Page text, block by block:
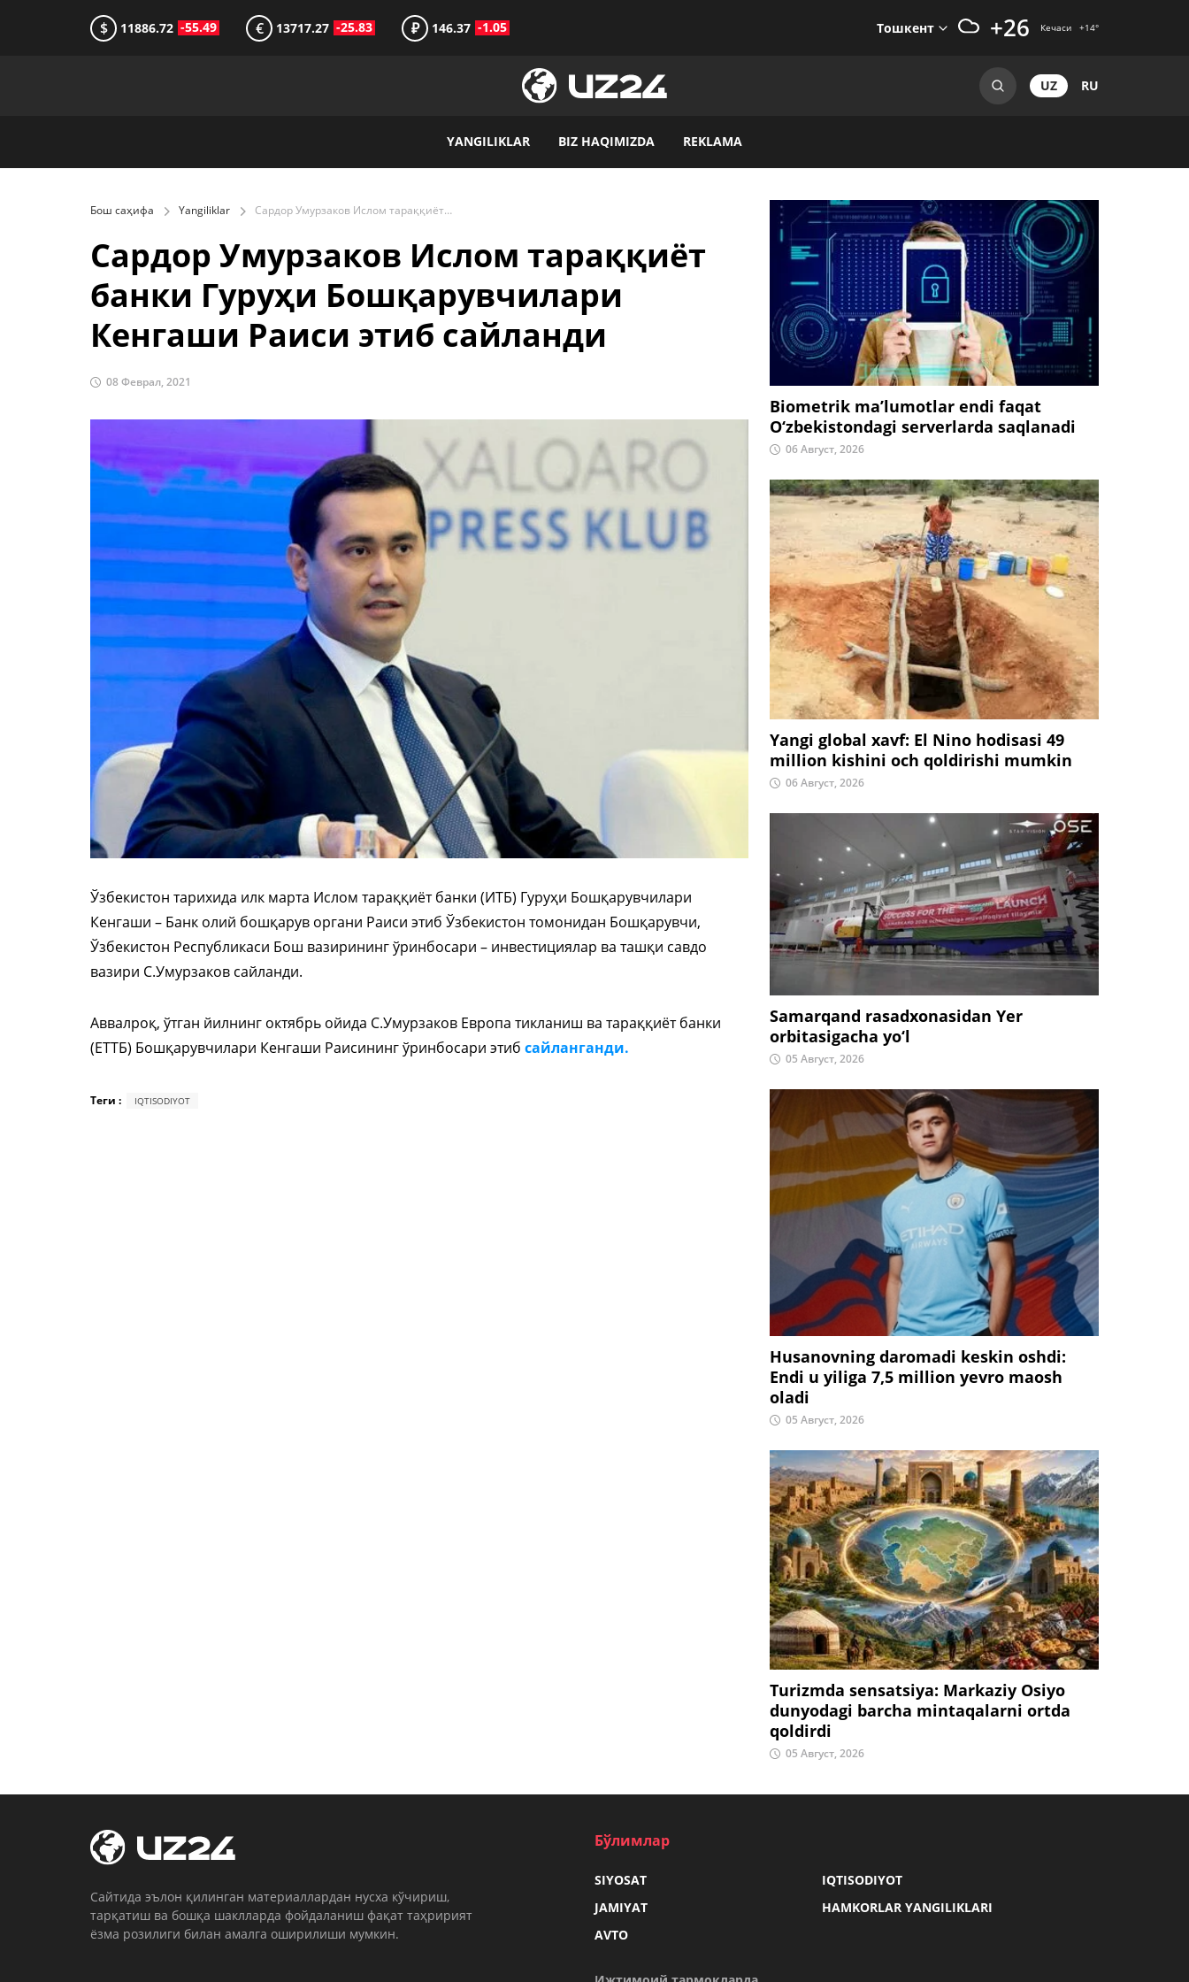
$ 11886.72 -55.49 € 13717.27 -25.83 ₽ 146.37 -1.05 Тошкент +26 Кечаси +14°
UZ RU
YANGILIKLAR BIZ HAQIMIZDA REKLAMA
Бош саҳифа Yangiliklar Сардор Умурзаков Ислом тараққиёт банки Гуруҳи Бошқарувчилари Кенгаши Раиси этиб сайланди
Сардор Умурзаков Ислом тараққиёт
банки Гуруҳи Бошқарувчилари
Кенгаши Раиси этиб сайланди
08 Феврал, 2021
Ўзбекистон тарихида илк марта Ислом тараққиёт банки (ИТБ) Гуруҳи Бошқарувчилари
Кенгаши – Банк олий бошқарув органи Раиси этиб Ўзбекистон томонидан Бошқарувчи,
Ўзбекистон Республикаси Бош вазирининг ўринбосари – инвестициялар ва ташқи савдо
вазири С.Умурзаков сайланди.
Аввалроқ, ўтган йилнинг октябрь ойида С.Умурзаков Европа тикланиш ва тараққиёт банки
(ЕТТБ) Бошқарувчилари Кенгаши Раисининг ўринбосари этиб сайланганди.
Теги : IQTISODIYOT
Biometrik ma’lumotlar endi faqat
O‘zbekistondagi serverlarda saqlanadi
06 Август, 2026
Yangi global xavf: El Nino hodisasi 49
million kishini och qoldirishi mumkin
06 Август, 2026
Samarqand rasadxonasidan Yer
orbitasigacha yo‘l
05 Август, 2026
Husanovning daromadi keskin oshdi:
Endi u yiliga 7,5 million yevro maosh
oladi
05 Август, 2026
Turizmda sensatsiya: Markaziy Osiyo
dunyodagi barcha mintaqalarni ortda
qoldirdi
05 Август, 2026
Cайтида эълон қилинган материаллардан нусха кўчириш,
тарқатиш ва бошқа шаклларда фойдаланиш фақат таҳририят
ёзма розилиги билан амалга оширилиши мумкин.
Бўлимлар
SIYOSAT
IQTISODIYOT
JAMIYAT
HAMKORLAR YANGILIKLARI
AVTO